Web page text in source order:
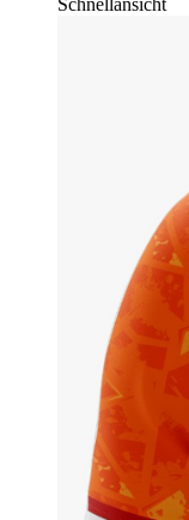
Schnellansicht